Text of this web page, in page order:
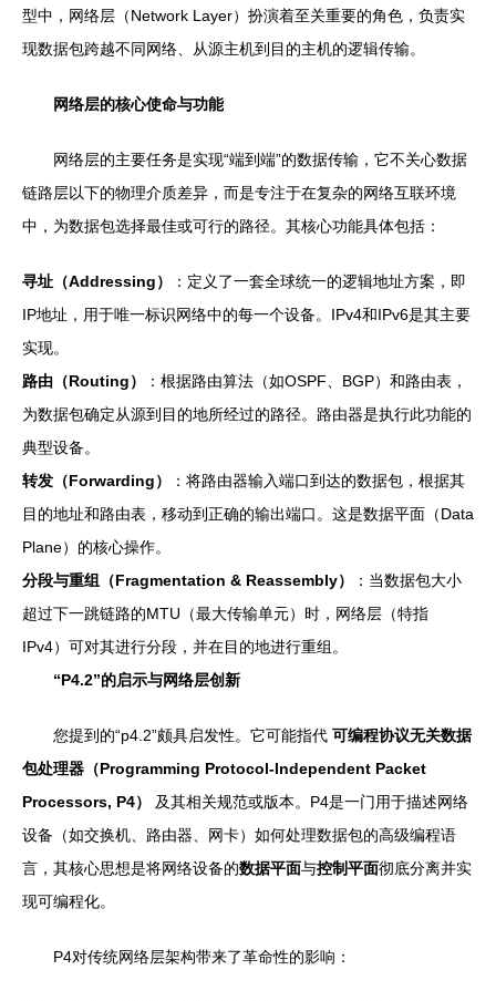
型中，网络层（Network Layer）扮演着至关重要的角色，负责实
现数据包跨越不同网络、从源主机到目的主机的逻辑传输。
网络层的核心使命与功能
网络层的主要任务是实现“端到端”的数据传输，它不关心数据
链路层以下的物理介质差异，而是专注于在复杂的网络互联环境
中，为数据包选择最佳或可行的路径。其核心功能具体包括：
寻址（Addressing）
：定义了一套全球统一的逻辑地址方案，即
IP地址，用于唯一标识网络中的每一个设备。IPv4和IPv6是其主要
实现。
路由（Routing）
：根据路由算法（如OSPF、BGP）和路由表，
为数据包确定从源到目的地所经过的路径。路由器是执行此功能的
典型设备。
转发（Forwarding）
：将路由器输入端口到达的数据包，根据其
目的地址和路由表，移动到正确的输出端口。这是数据平面（Data
Plane）的核心操作。
分段与重组（Fragmentation & Reassembly）
：当数据包大小
超过下一跳链路的MTU（最大传输单元）时，网络层（特指
IPv4）可对其进行分段，并在目的地进行重组。
“P4.2”的启示与网络层创新
您提到的“p4.2”颇具启发性。它可能指代 可编程协议无关数据
包处理器（Programming Protocol-Independent Packet
Processors, P4）
及其相关规范或版本。P4是一门用于描述网络
设备（如交换机、路由器、网卡）如何处理数据包的高级编程语
言，其核心思想是将网络设备的数据平面与控制平面彻底分离并实
现可编程化。
P4对传统网络层架构带来了革命性的影响：